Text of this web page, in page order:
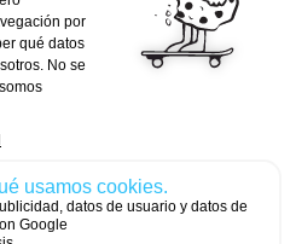
compra
tu Tabla